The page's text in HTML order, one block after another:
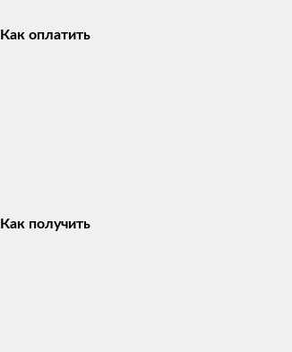
Как оплатить
Как получить